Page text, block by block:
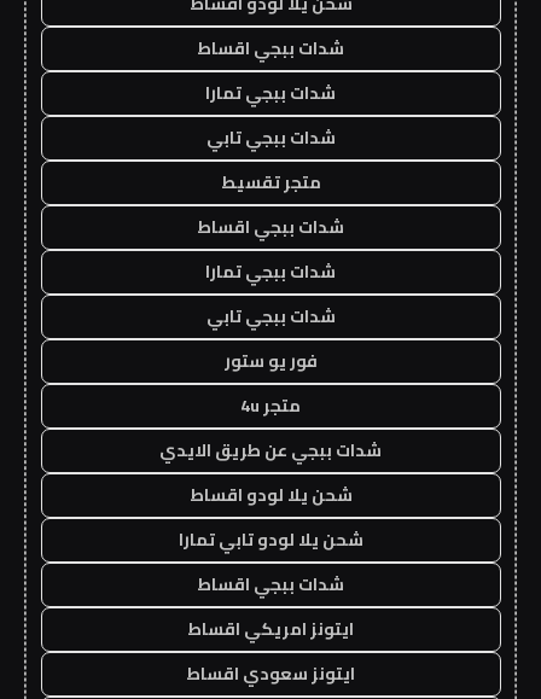
شدات ببجي اقساط
شدات ببجي تمارا
شدات ببجي تابي
متجر تقسيط
شدات ببجي اقساط
شدات ببجي تمارا
شدات ببجي تابي
فور يو ستور
متجر 4u
شدات ببجي عن طريق الايدي
شحن يلا لودو اقساط
شحن يلا لودو تابي تمارا
شدات ببجي اقساط
ايتونز امريكي اقساط
ايتونز سعودي اقساط